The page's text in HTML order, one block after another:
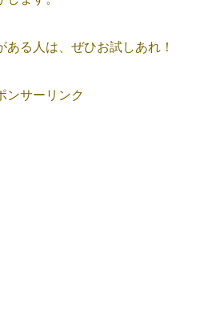
る人は、ぜひお試しあれ！
ンサーリンク